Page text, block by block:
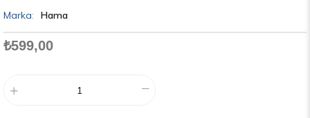
Marka: Hama
₺599,00